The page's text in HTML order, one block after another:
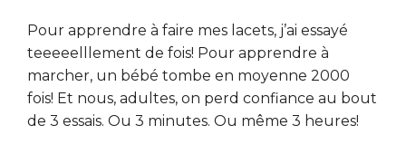
Pour apprendre à faire mes lacets, j’ai essayé
teeeeelllement de fois! Pour apprendre à
marcher, un bébé tombe en moyenne 2000
fois! Et nous, adultes, on perd confiance au bout
de 3 essais. Ou 3 minutes. Ou même 3 heures!